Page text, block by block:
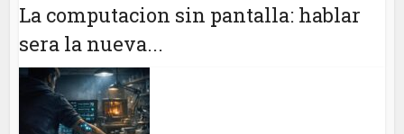
La computacion sin pantalla: hablar
sera la nueva...